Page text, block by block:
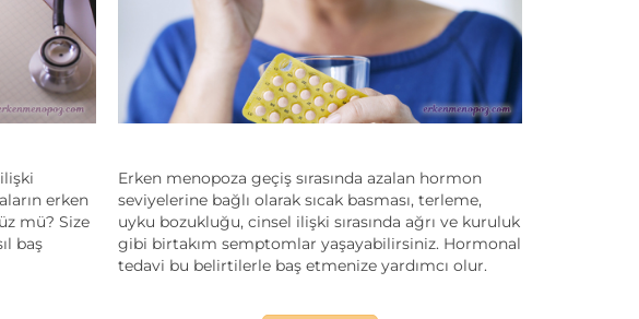
erken
mü? Size
baş
Erken menopoza geçiş sırasında azalan hormon
seviyelerine bağlı olarak sıcak basması, terleme,
uyku bozukluğu, cinsel ilişki sırasında ağrı ve kuruluk
gibi birtakım semptomlar yaşayabilirsiniz. Hormonal
tedavi bu belirtilerle baş etmenize yardımcı olur.